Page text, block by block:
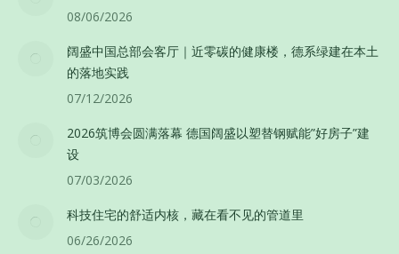
08/06/2026
阔盛中国总部会客厅｜近零碳的健康楼，德系绿建在本土
的落地实践
07/12/2026
2026筑博会圆满落幕 德国阔盛以塑替钢赋能”好房子”建
设
07/03/2026
科技住宅的舒适内核，藏在看不见的管道里
06/26/2026